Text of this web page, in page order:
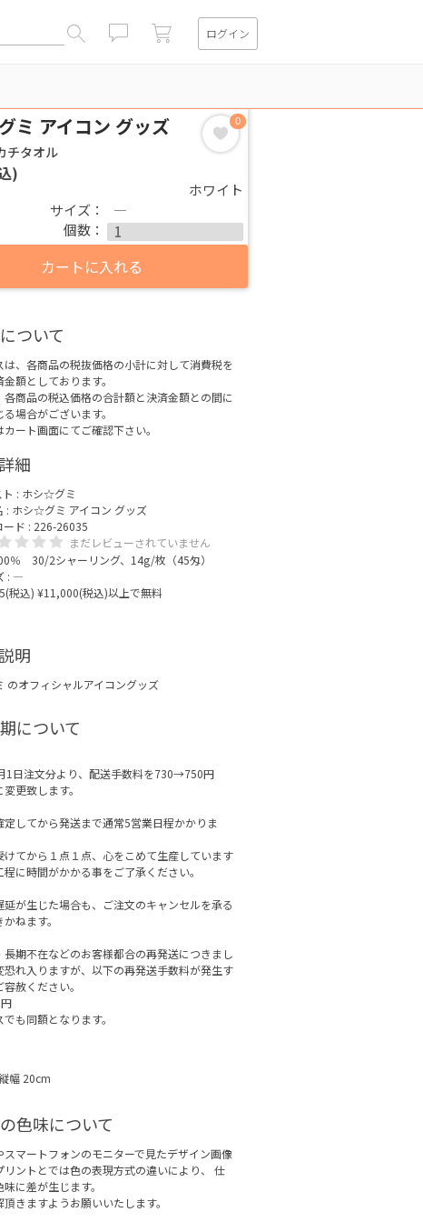
ログイン
ミ アイコン グッズ
チタオル
)
0
ホワイト
サイズ：
―
個数：
カートに入れる
ついて
は、各商品の税抜価格の小計に対して消費税を
額としております。
各商品の税込価格の合計額と決済金額との間に
場合がございます。
ート画面にてご確認下さい。
細
: ホシ☆グミ
: ホシ☆グミ アイコン グッズ
ード : 226-26035
まだレビューされていません
％ 30/2シャーリング、14g/枚（45匁）
: ―
税込) ¥11,000(税込)以上で無料
明
のオフィシャルアイコングッズ
について
1日注文分より、配送手数料を730→750円
変更致します。
定してから発送まで通常5営業日程かかりま
けてから１点１点、心をこめて生産しています
程に時間がかかる事をご了承ください。
延が生じた場合も、ご注文のキャンセルを承る
ねます。
長期不在などのお客様都合の再発送につきまし
恐れ入りますが、以下の再発送手数料が発生す
赦ください。
も同額となります。
幅 20cm
色味について
スマートフォンのモニターで見たデザイン画像
リントとでは色の表現方式の違いにより、 仕
味に差が生じます。
きますようお願いいたします。